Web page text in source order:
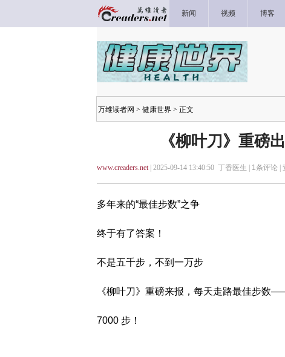
新闻 视频 博客
万维读者网 > 健康世界 > 正文
《柳叶刀》重磅
www.creaders.net| 2025-09-14 13:40:50 丁香医生 | 1条评论 |
多年来的“最佳步数”之争
终于有了答案！
不是五千步，不到一万步
《柳叶刀》重磅来报，每天走路最佳步数
7000 步！